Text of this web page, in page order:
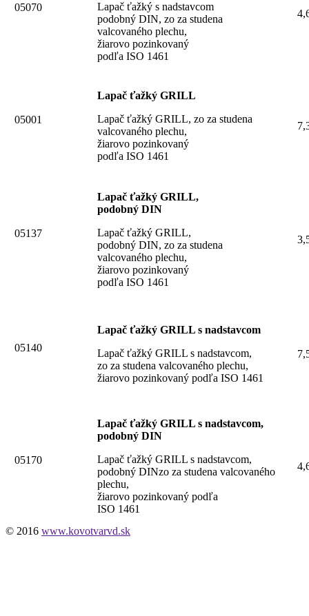
05070
Lapač ťažký s nadstavcom
podobný DIN, zo za studena
valcovaného plechu,
žiarovo pozinkovaný
podľa ISO 1461
05001
Lapač ťažký GRILL
Lapač ťažký GRILL, zo za studena
valcovaného plechu,
žiarovo pozinkovaný
podľa ISO 1461
05137
Lapač ťažký GRILL,
podobný DIN
Lapač ťažký GRILL,
podobný DIN, zo za studena
valcovaného plechu,
žiarovo pozinkovaný
podľa ISO 1461
05140
Lapač ťažký GRILL s nadstavcom
Lapač ťažký GRILL s nadstavcom,
zo za studena valcovaného plechu,
žiarovo pozinkovaný podľa ISO 1461
05170
Lapač ťažký GRILL s nadstavcom,
podobný DIN
Lapač ťažký GRILL s nadstavcom,
podobný DINzo za studena valcovaného
plechu,
žiarovo pozinkovaný podľa
ISO 1461
© 2016 www.kovotvarvd.sk